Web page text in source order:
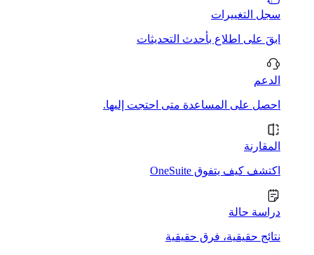
سجل التغييرات
ابقَ على اطلاع بأحدث التحديثات
الدعم
احصل على المساعدة متى احتجت إليها.
المقارنة
اكتشف كيف يتفوق OneSuite
دراسة حالة
نتائج حقيقية، فرق حقيقية